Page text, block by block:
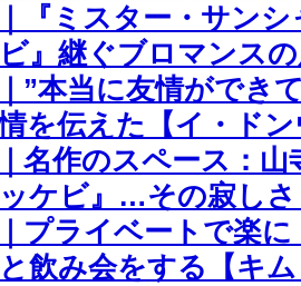
『ミスター・サン
ビ』継ぐブロマンス
”本当に友情ができ
を伝えた【イ・ド
名作のスペース：
ケビ』…その寂し
プライベートで楽
飲み会をする【キ